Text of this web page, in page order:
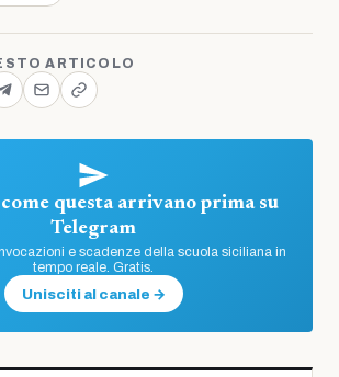
ARTICOLO
questa arrivano prima su
Telegram
e scadenze della scuola siciliana in
tempo reale. Gratis.
Unisciti al canale →